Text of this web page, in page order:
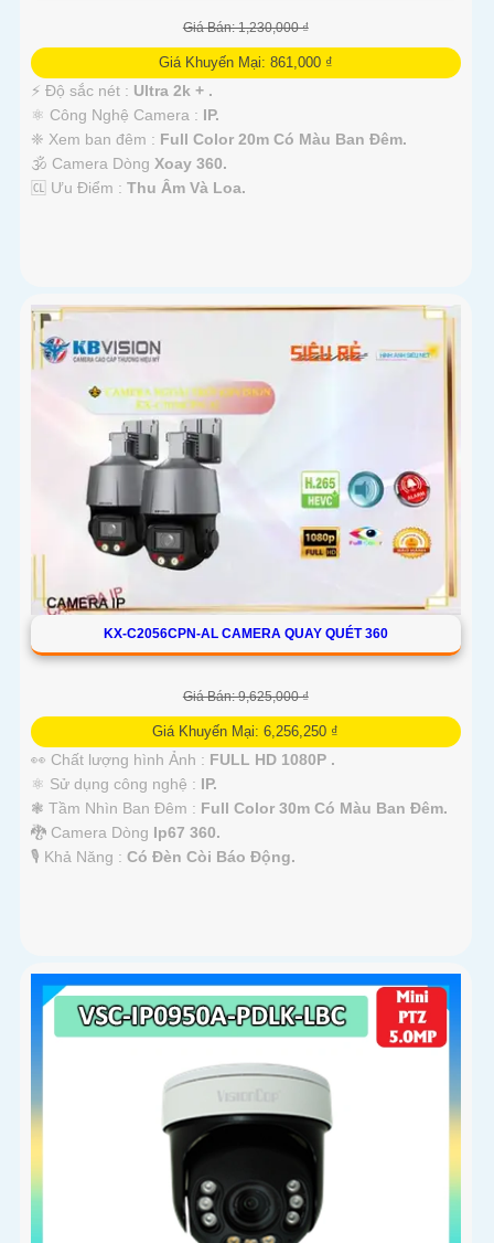
Giá Bán: 1,230,000 ₫
Giá Khuyến Mại: 861,000 ₫
️⚡ Độ sắc nét : Ultra 2k + .
⚛️ Công Nghệ Camera : IP.
❈ Xem ban đêm : Full Color 20m Có Màu Ban Ðêm.
🕉️ Camera Dòng Xoay 360.
️🆑 Ưu Điểm : Thu Âm Và Loa.
KX-C2056CPN-AL CAMERA QUAY QUÉT 360
Giá Bán: 9,625,000 ₫
Giá Khuyến Mại: 6,256,250 ₫
👀 Chất lượng hình Ảnh : FULL HD 1080P .
⚛️ Sử dụng công nghệ : IP.
❃ Tầm Nhìn Ban Đêm : Full Color 30m Có Màu Ban Ðêm.
🐉️ Camera Dòng Ip67 360.
️🎙 Khả Năng : Có Ðèn Còi Báo Động.